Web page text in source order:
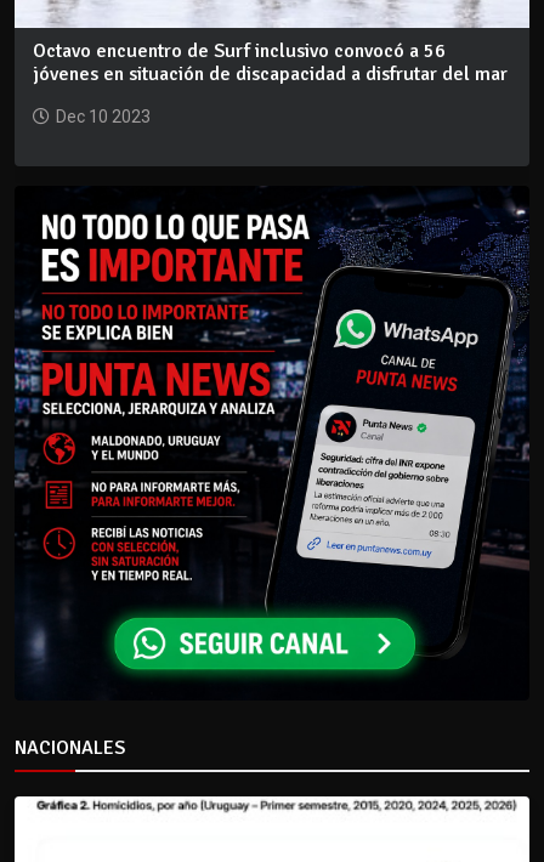
Octavo encuentro de Surf inclusivo convocó a 56
jóvenes en situación de discapacidad a disfrutar del mar
Dec 10 2023
NACIONALES